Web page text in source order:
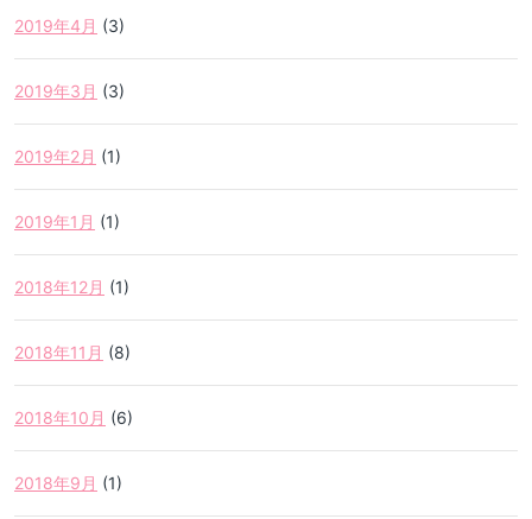
2019年4月 (3)
2019年3月 (3)
2019年2月 (1)
2019年1月 (1)
2018年12月 (1)
2018年11月 (8)
2018年10月 (6)
2018年9月 (1)